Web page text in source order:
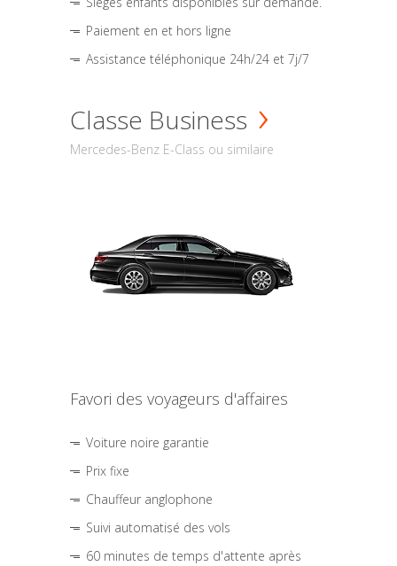
Paiement en et hors ligne
Assistance téléphonique 24h/24 et 7j/7
Classe Business
Mercedes-Benz E-Class ou similaire
Favori des voyageurs d'affaires
Voiture noire garantie
Prix fixe
Chauffeur anglophone
Suivi automatisé des vols
60 minutes de temps d'attente après